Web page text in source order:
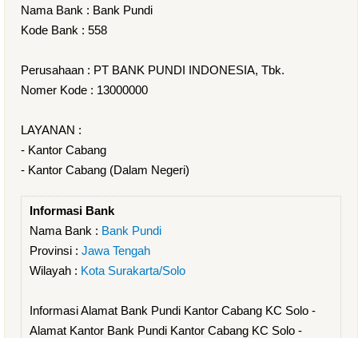
Nama Bank : Bank Pundi
Kode Bank : 558
Perusahaan : PT BANK PUNDI INDONESIA, Tbk.
Nomer Kode : 13000000
LAYANAN :
- Kantor Cabang
- Kantor Cabang (Dalam Negeri)
Informasi Bank
Nama Bank : Bank Pundi
Provinsi : Jawa Tengah
Wilayah : Kota Surakarta/Solo
Informasi Alamat Bank Pundi Kantor Cabang KC Solo -
Alamat Kantor Bank Pundi Kantor Cabang KC Solo -